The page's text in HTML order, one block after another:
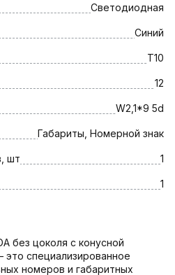
Светодиодная
Синий
T10
12
W2,1*9 5d
Габариты, Номерной знак
шт 1
1
без цоколя с конусной
специализированное
номеров и габаритных